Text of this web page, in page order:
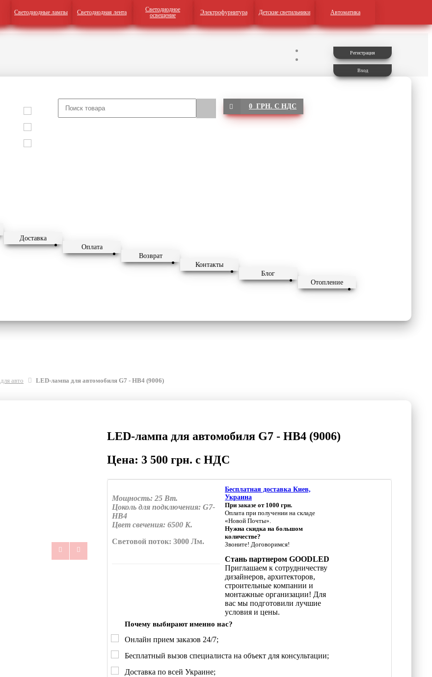
Светодиодные лампы Светодиодная лента
Светодиодное
освещение
Электрофурнитура Детские светильники Автоматика
Регистрация
Вход
0 ГРН. С НДС
Доставка
Оплата
Возврат
Контакты
Блог
Отопление
авто LED-лампа для автомобиля G7 - HB4 (9006)
LED-лампа для автомобиля G7 - HB4 (9006)
Цена: 3 500 грн. с НДС
Мощность: 25 Вт.
Цоколь для подключения: G7-
HB4
Цвет свечения: 6500 К.
Световой поток: 3000 Лм.
Бесплатная доставка Киев,
Украина
При заказе от 1000 грн.
Оплата при получении на складе
«Новой Почты».
Нужна скидка на большом
количестве?
Звоните! Договоримся!
Стань партнером GOODLED
Приглашаем к сотрудничеству
дизайнеров, архитекторов,
строительные компании и
монтажные организации! Для
вас мы подготовили лучшие
условия и цены.
Почему выбирают именно нас?
Онлайн прием заказов 24/7;
Бесплатный вызов специалиста на объект для консультации;
Доставка по всей Украине;